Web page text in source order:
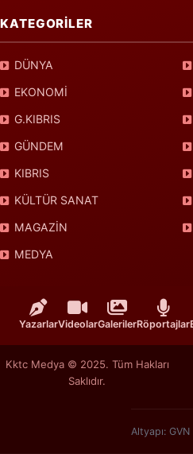
KATEGORİLER
DÜNYA
EKONOMİ
G.KIBRIS
GÜNDEM
KIBRIS
KÜLTÜR SANAT
MAGAZİN
MEDYA
YazarlarVideolarGalerilerRöportajlar
Kktc Medya © 2025. Tüm Hakları
Saklıdır.
Altyapı: GVN